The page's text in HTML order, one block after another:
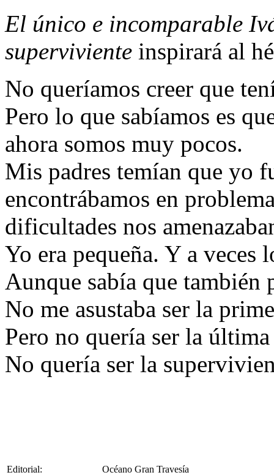
El único e incomparable
superviviente inspirará al
No queríamos creer que
Pero lo que sabíamos es
ahora somos muy pocos.
Mis padres temían que yo
encontrábamos en
dificultades nos
Yo era pequeña. Y a veces
Aunque sabía que también
No me asustaba ser la
Pero no quería ser la
No quería ser la
Editorial:
Océano Gran Travesía